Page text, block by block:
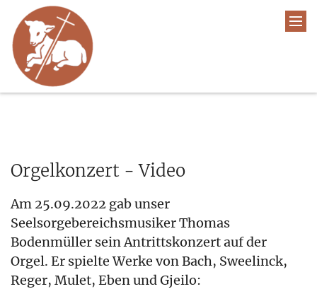
Orgelkonzert - Video
Am 25.09.2022 gab unser
Seelsorgebereichsmusiker Thomas
Bodenmüller sein Antrittskonzert auf der
Orgel. Er spielte Werke von Bach, Sweelinck,
Reger, Mulet, Eben und Gjeilo: